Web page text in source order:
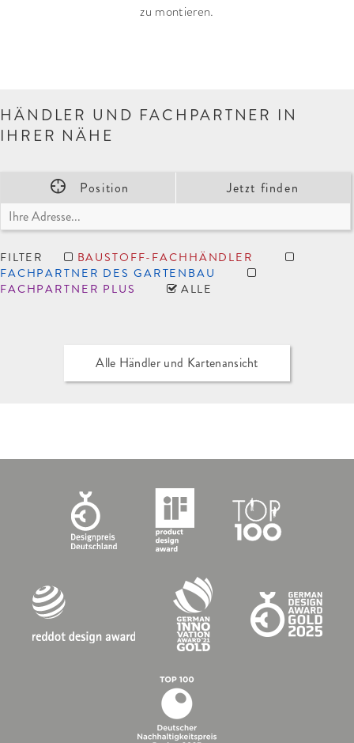
zu montieren.
HÄNDLER UND FACHPARTNER IN
IHRER NÄHE
Position Jetzt finden
FILTER
BAUSTOFF-FACHHÄNDLER
FACHPARTNER DES GARTENBAU
FACHPARTNER PLUS
ALLE
Alle Händler und Kartenansicht